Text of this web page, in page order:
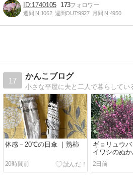
1740105 173
週間IN:1062 週間OUT:9927 月間IN:4950
17
かんこブログ
体感－20℃の日傘 ｜熟柿
20時間前
ギョリュウバ
イワシのぬか
が沈む
2日前